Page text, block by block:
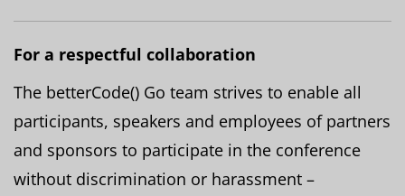
For a respectful collaboration
The betterCode() Go team strives to enable all
participants, speakers and employees of partners
and sponsors to participate in the conference
without discrimination or harassment –